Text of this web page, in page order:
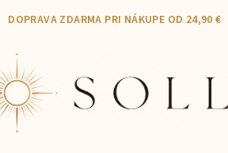
DOPRAVA ZDARMA PRI NÁKUPE OD 24,90 €